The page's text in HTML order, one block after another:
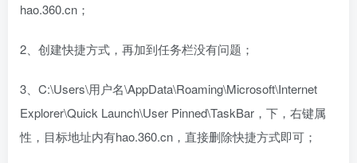
hao.360.cn；
2、创建快捷方式，再加到任务栏没有问题；
3、C:\Users\用户名\AppData\Roaming\Microsoft\Internet
Explorer\Quick Launch\User Pinned\TaskBar，下，右键属
性，目标地址内有hao.360.cn，直接删除快捷方式即可；